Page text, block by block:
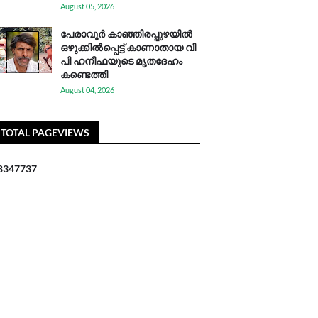
August 05, 2026
പേരാവൂർ കാഞ്ഞിരപ്പുഴയിൽ
ഒഴുക്കിൽപ്പെട്ട് കാണാതായ വി
പി ഹനീഫയുടെ മൃതദേഹം
കണ്ടെത്തി
August 04, 2026
TOTAL PAGEVIEWS
347737